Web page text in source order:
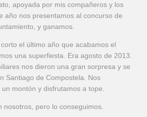
apoyada por mis compañeros y los
año nos presentamos al concurso de
y ganamos.
el último año que acabamos el
una superfiesta. Era agosto de 2013.
nos dieron una gran sorpresa y se
Santiago de Compostela. Nos
montón y disfrutamos a tope.
nosotros, pero lo conseguimos.